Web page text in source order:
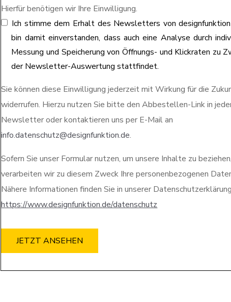
Hierfür benötigen wir Ihre Einwilligung.
Ich stimme dem Erhalt des Newsletters von designfunktion
bin damit einverstanden, dass auch eine Analyse durch
Messung und Speicherung von Öffnungs- und Klickraten zu
der Newsletter-Auswertung stattfindet.
Sie können diese Einwilligung jederzeit mit Wirkung für die
widerrufen. Hierzu nutzen Sie bitte den Abbestellen-Link in
Newsletter oder kontaktieren uns per E-Mail an
info.datenschutz@designfunktion.de.
Sofern Sie unser Formular nutzen, um unsere Inhalte zu beziehen,
verarbeiten wir zu diesem Zweck Ihre personenbezogenen
Nähere Informationen finden Sie in unserer
https://www.designfunktion.de/datenschutz